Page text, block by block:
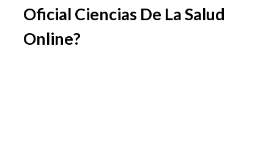
Oficial Ciencias De La Salud
Online?